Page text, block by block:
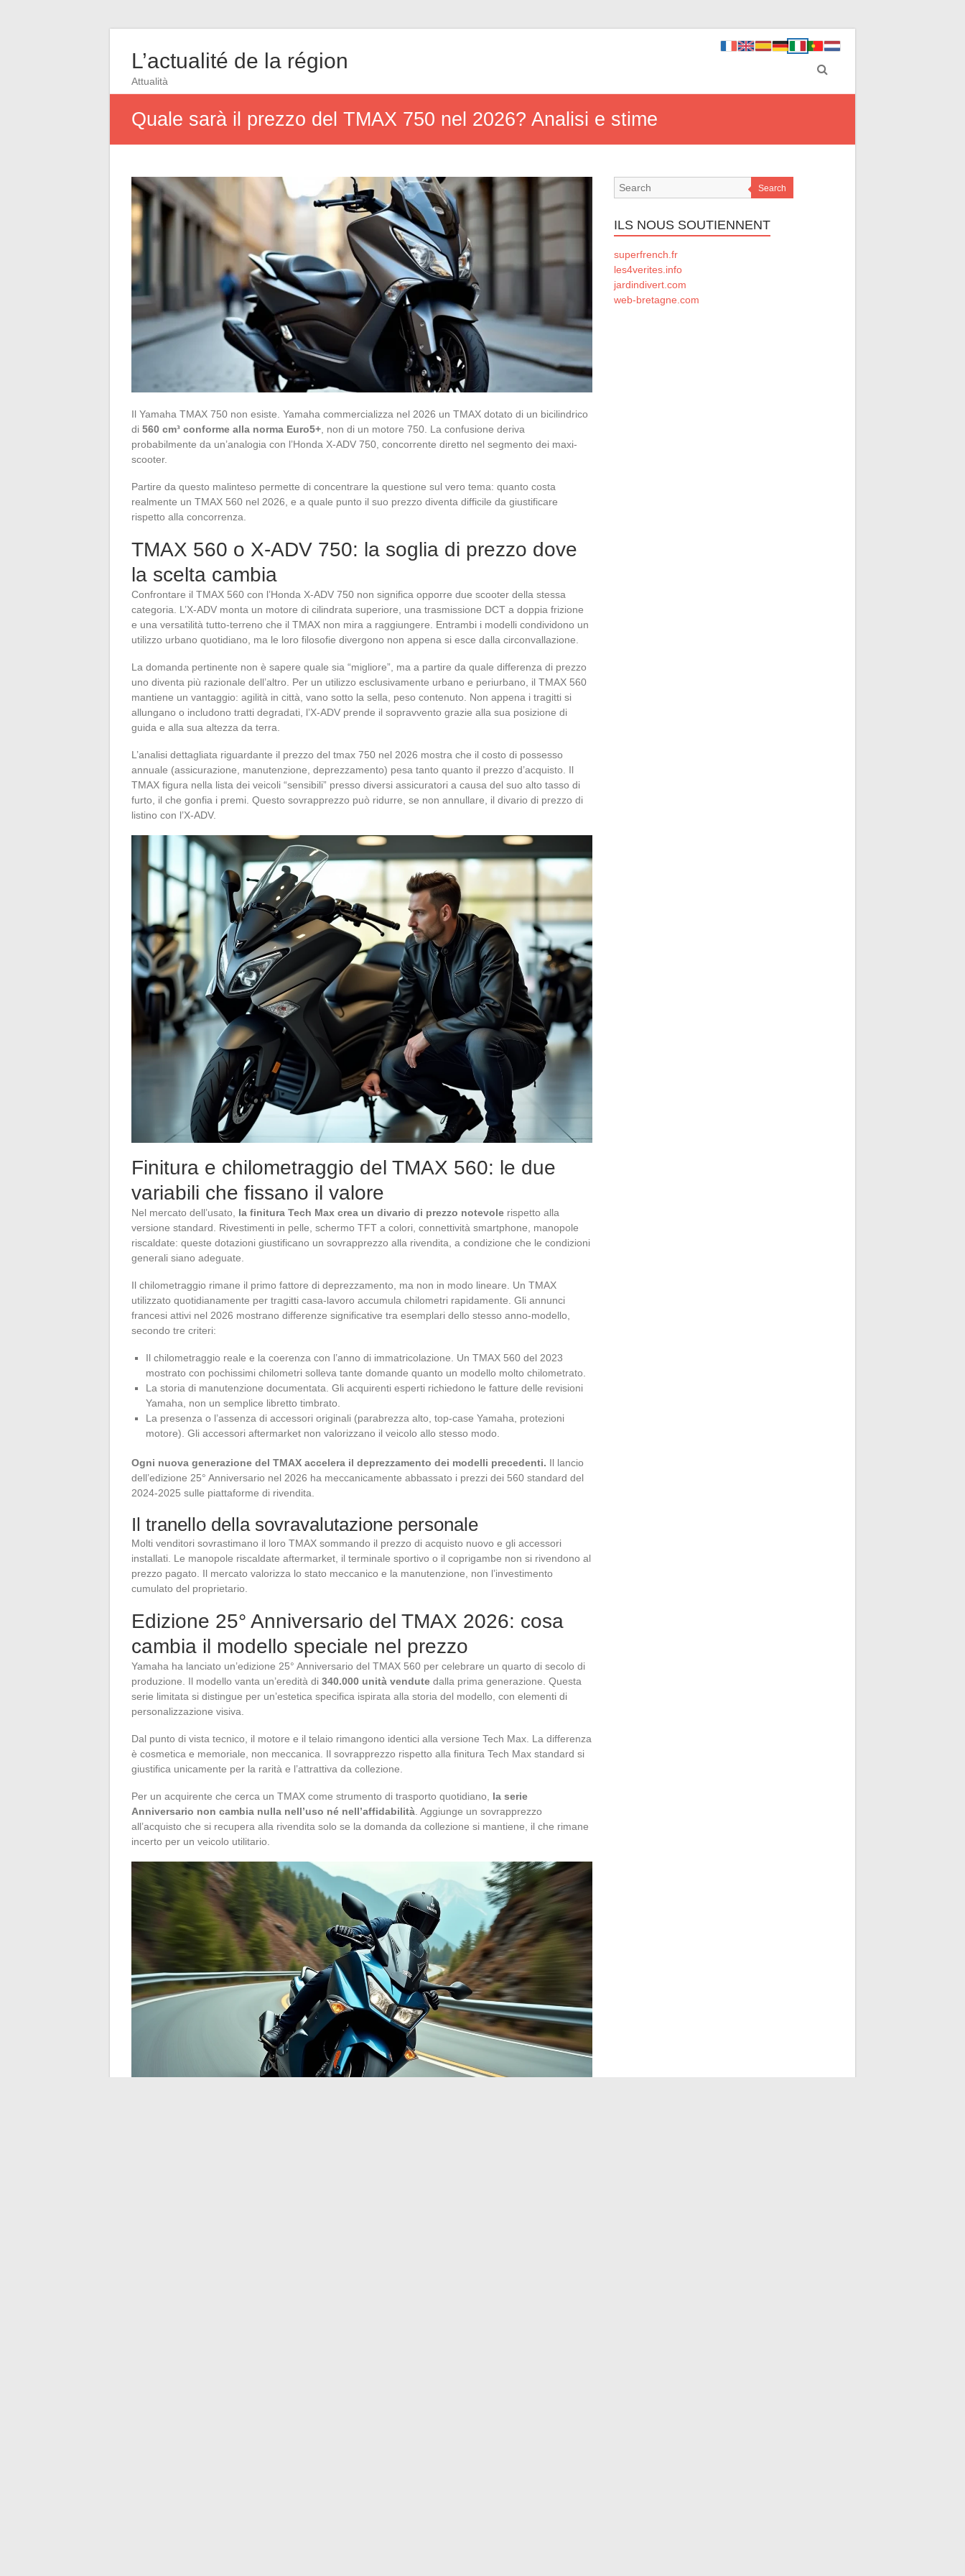
L’actualité de la région
Attualità
Quale sarà il prezzo del TMAX 750 nel 2026? Analisi e stime
Il Yamaha TMAX 750 non esiste. Yamaha commercializza nel 2026 un TMAX dotato di un bicilindrico
di 560 cm³ conforme alla norma Euro5+ , non di un motore 750. La confusione deriva
probabilmente da un’analogia con l’Honda X-ADV 750, concorrente diretto nel segmento dei maxi-
scooter.
Partire da questo malinteso permette di concentrare la questione sul vero tema: quanto costa
realmente un TMAX 560 nel 2026, e a quale punto il suo prezzo diventa difficile da giustificare
rispetto alla concorrenza.
TMAX 560 o X-ADV 750: la soglia di prezzo dove
la scelta cambia
Confrontare il TMAX 560 con l’Honda X-ADV 750 non significa opporre due scooter della stessa
categoria. L’X-ADV monta un motore di cilindrata superiore, una trasmissione DCT a doppia frizione
e una versatilità tutto-terreno che il TMAX non mira a raggiungere. Entrambi i modelli condividono un
utilizzo urbano quotidiano, ma le loro filosofie divergono non appena si esce dalla circonvallazione.
La domanda pertinente non è sapere quale sia “migliore”, ma a partire da quale differenza di prezzo
uno diventa più razionale dell’altro. Per un utilizzo esclusivamente urbano e periurbano, il TMAX 560
mantiene un vantaggio: agilità in città, vano sotto la sella, peso contenuto. Non appena i tragitti si
allungano o includono tratti degradati, l’X-ADV prende il sopravvento grazie alla sua posizione di
guida e alla sua altezza da terra.
L’analisi dettagliata riguardante il prezzo del tmax 750 nel 2026 mostra che il costo di possesso
annuale (assicurazione, manutenzione, deprezzamento) pesa tanto quanto il prezzo d’acquisto. Il
TMAX figura nella lista dei veicoli “sensibili” presso diversi assicuratori a causa del suo alto tasso di
furto, il che gonfia i premi. Questo sovrapprezzo può ridurre, se non annullare, il divario di prezzo di
listino con l’X-ADV.
Finitura e chilometraggio del TMAX 560: le due
variabili che fissano il valore
Nel mercato dell’usato, la finitura Tech Max crea un divario di prezzo notevole rispetto alla
versione standard. Rivestimenti in pelle, schermo TFT a colori, connettività smartphone, manopole
riscaldate: queste dotazioni giustificano un sovrapprezzo alla rivendita, a condizione che le condizioni
generali siano adeguate.
Il chilometraggio rimane il primo fattore di deprezzamento, ma non in modo lineare. Un TMAX
utilizzato quotidianamente per tragitti casa-lavoro accumula chilometri rapidamente. Gli annunci
francesi attivi nel 2026 mostrano differenze significative tra esemplari dello stesso anno-modello,
secondo tre criteri:
Il chilometraggio reale e la coerenza con l’anno di immatricolazione. Un TMAX 560 del 2023
mostrato con pochissimi chilometri solleva tante domande quanto un modello molto chilometrato.
La storia di manutenzione documentata. Gli acquirenti esperti richiedono le fatture delle revisioni
Yamaha, non un semplice libretto timbrato.
La presenza o l’assenza di accessori originali (parabrezza alto, top-case Yamaha, protezioni
motore). Gli accessori aftermarket non valorizzano il veicolo allo stesso modo.
Ogni nuova generazione del TMAX accelera il deprezzamento dei modelli precedenti. Il lancio
dell’edizione 25° Anniversario nel 2026 ha meccanicamente abbassato i prezzi dei 560 standard del
2024-2025 sulle piattaforme di rivendita.
Il tranello della sovravalutazione personale
Molti venditori sovrastimano il loro TMAX sommando il prezzo di acquisto nuovo e gli accessori
installati. Le manopole riscaldate aftermarket, il terminale sportivo o il coprigambe non si rivendono al
prezzo pagato. Il mercato valorizza lo stato meccanico e la manutenzione, non l’investimento
cumulato del proprietario.
Edizione 25° Anniversario del TMAX 2026: cosa
cambia il modello speciale nel prezzo
Yamaha ha lanciato un’edizione 25° Anniversario del TMAX 560 per celebrare un quarto di secolo di
produzione. Il modello vanta un’eredità di 340.000 unità vendute dalla prima generazione. Questa
serie limitata si distingue per un’estetica specifica ispirata alla storia del modello, con elementi di
personalizzazione visiva.
Dal punto di vista tecnico, il motore e il telaio rimangono identici alla versione Tech Max. La differenza
è cosmetica e memoriale, non meccanica. Il sovrapprezzo rispetto alla finitura Tech Max standard si
giustifica unicamente per la rarità e l’attrattiva da collezione.
Per un acquirente che cerca un TMAX come strumento di trasporto quotidiano, la serie
Anniversario non cambia nulla nell’uso né nell’affidabilità . Aggiunge un sovrapprezzo
all’acquisto che si recupera alla rivendita solo se la domanda da collezione si mantiene, il che rimane
incerto per un veicolo utilitario.
Search
ILS NOUS SOUTIENNENT
superfrench.fr
les4verites.info
jardindivert.com
web-bretagne.com